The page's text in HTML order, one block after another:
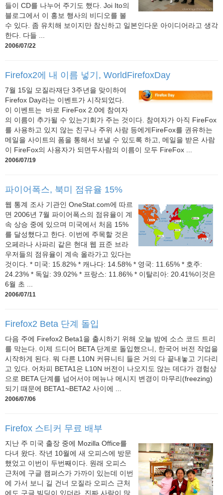
들이 CD를 나누어 주기도 했다. Joi Ito의
블로그에서 이 홍보 행사의 비디오를 볼
수 있다. 좀 유치해 보이지만 참신하고 일본인다운 아이디어라고 생각
한다. 다들 ...
2006/07/22
Firefox2에 내 이름 넣기, WorldFirefoxDay
7월 15일 모질라재단 3주년을 맞이하여
Firefox Day라는 이벤트가 시작되었다.
이 이벤트는 바로 FireFox 2.0에 참여자
의 이름이 추가될 수 있는기회가 주는 것이다. 참여자가 아직 FireFox
를 사용하고 있지 않는 친구나 주위 사람 등에게FireFox를 권유하는
메일을 사이트의 폼을 통해서 보낼 수 있도록 하고, 메일을 받은 사람
이 FireFox의 사용자가 되면두사람의 이름이 모두 FireFox ...
2006/07/19
파이어폭스, 북미 점유율 15%
웹 통계 조사 기관인 OneStat.com에 따르
면 2006년 7월 파이어폭스의 점유율이 계
속 상승 중에 있으며 미국에서 처음 15%
를 달성했다고 한다. 이번에 주목할 것은
오페라나 사파리 같은 현대 웹 표준 브라
우저들의 점유율이 계속 올라가고 있다는
것이다. * 미국: 15.82% * 캐나다: 14.58% * 영국: 11.65% * 호주:
24.23% * 독일: 39.02% * 프랑스: 11.86% * 이탈리아: 20.41%이것은
6월 초 ...
2006/07/11
Firefox2 Beta 단계 돌입
다음 주에 Firefox2 Beta1을 출시하기 위해 오늘 밤에 소스 코드 트리
를 막는다. 이제 드디어 BETA 단계로 돌입했으니, 한국어 버전 작업을
시작하게 된다. 뭐 다른 L10N 커뮤니티 들은 거의 다 끝내놓고 기다리
고 있다. 어차피 BETA1은 L10N 버전이 나오지도 않는 데다가 경험상
으로 BETA 단계를 넘어서야 메뉴나 메시지 변경이 마무리(freezing)
되기 때문에 BETA1~BETA2 사이에 ...
2006/07/06
Firefox 스티커 무료 배부
지난 주 미국 출장 중에 Mozilla Office를
다녀 왔다. 작년 10월에 새 오피스에 방문
했었고 이번이 두번째이다. 원래 오피스
근처에 구글 캠퍼스가 가까이 있는데 이번
에 가서 보니 길 건너 모질라 오피스 근처
에도 구글 빌딩이 있더라. 진짜 사람이 많